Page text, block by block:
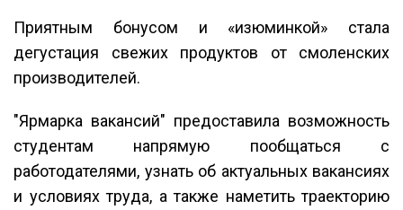
Приятным бонусом и «изюминкой» стала
дегустация свежих продуктов от смоленских
производителей.
"Ярмарка вакансий" предоставила возможность
студентам напрямую пообщаться с
работодателями, узнать об актуальных вакансиях
и условиях труда, а также наметить траекторию